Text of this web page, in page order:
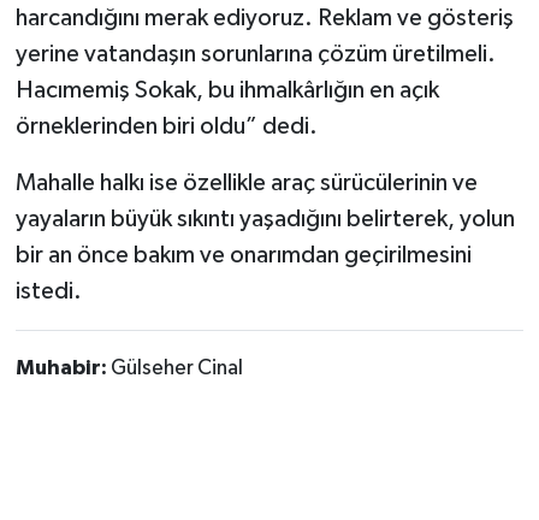
harcandığını merak ediyoruz. Reklam ve gösteriş
yerine vatandaşın sorunlarına çözüm üretilmeli.
Hacımemiş Sokak, bu ihmalkârlığın en açık
örneklerinden biri oldu” dedi.
Mahalle halkı ise özellikle araç sürücülerinin ve
yayaların büyük sıkıntı yaşadığını belirterek, yolun
bir an önce bakım ve onarımdan geçirilmesini
istedi.
Muhabir: Gülseher Cinal
Sağlık
Spor
Yaşam